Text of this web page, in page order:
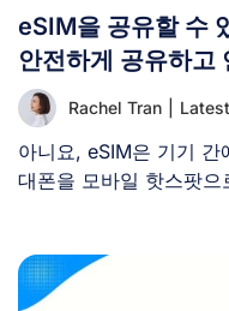
eSIM을 공유할 수
안전하게 공유하고
Rachel Tran
아니요, eSIM은 기기
대폰을 모바일 핫스팟